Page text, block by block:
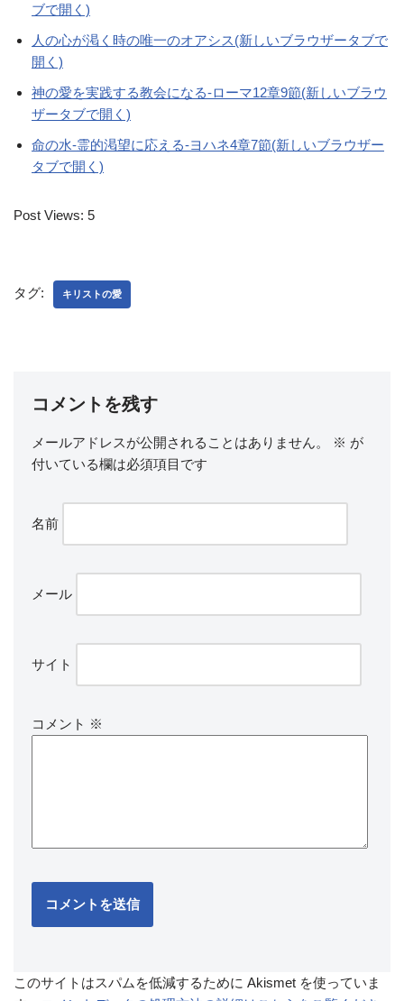
ブで開く)
人の心が渇く時の唯一のオアシス(新しいブラウザータブで
開く)
神の愛を実践する教会になる-ローマ12章9節(新しいブラウ
ザータブで開く)
命の水-霊的渇望に応える-ヨハネ4章7節(新しいブラウザー
タブで開く)
Post Views: 5
タグ: キリストの愛
コメントを残す
メールアドレスが公開されることはありません。 ※ が
付いている欄は必須項目です
名前
メール
サイト
コメント ※
このサイトはスパムを低減するために Akismet を使っていま